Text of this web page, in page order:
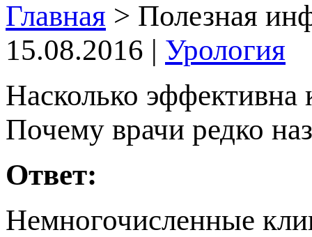
Главная > Полезная
15.08.2016 | Урология
Насколько эффективна
Почему врачи редко
Ответ:
Немногочисленные